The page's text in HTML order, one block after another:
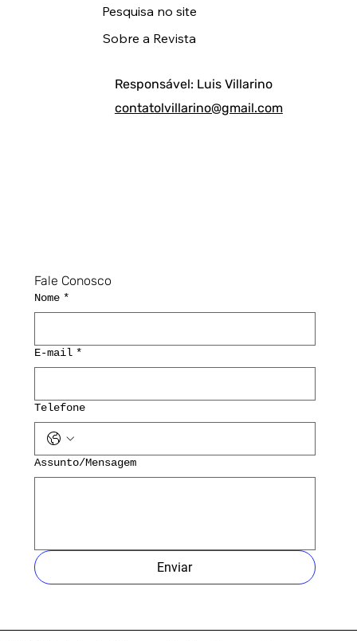
Fale Conosco
Nome *
E-mail *
Telefone
Assunto/Mensagem
Enviar
Responsável: Luis Villarino
contatolvillarino@gmail.com
Pesquisa no site
Sobre a Revista